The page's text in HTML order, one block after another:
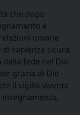
che dopo
è
umane
sapienza sicura
fede nel Dio
grazia di Dio
il sigillo vivente
insegnamento,